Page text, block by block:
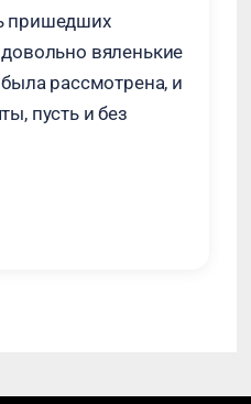
пришедших
вяленькие
рассмотрена, и
пусть и без